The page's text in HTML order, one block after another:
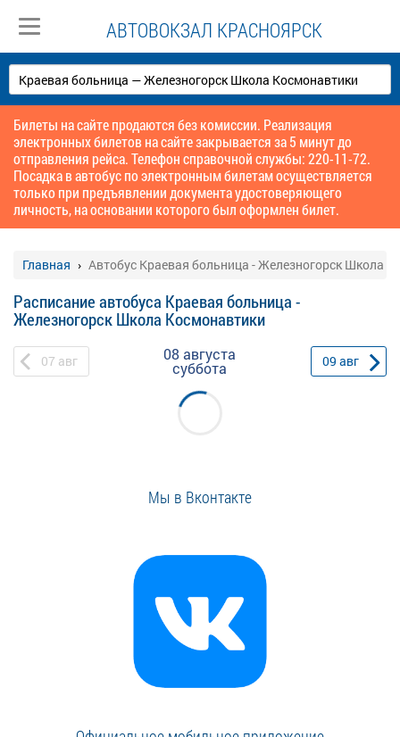
АВТОВОКЗАЛ КРАСНОЯРСК
Билеты на сайте продаются без комиссии. Реализация
электронных билетов на сайте закрывается за 5 минут до
отправления рейса. Телефон справочной службы: 220-11-72.
Посадка в автобус по электронным билетам осуществляется
только при предъявлении документа удостоверяющего
личность, на основании которого был оформлен билет.
Главная Автобус Краевая больница - Железногорск Школа
Расписание автобуса Краевая больница -
Железногорск Школа Космонавтики
07 авг 08 августа
суббота 09 авг
Мы в Вконтакте